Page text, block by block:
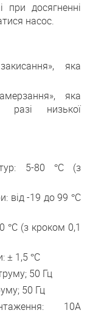
досягненні
насос.
яка
яка
разі низької
5-80 °C (з
від -19 до 99 °C
°C (з кроком 0,1
± 1,5 °C
50 Гц
50 Гц
10А